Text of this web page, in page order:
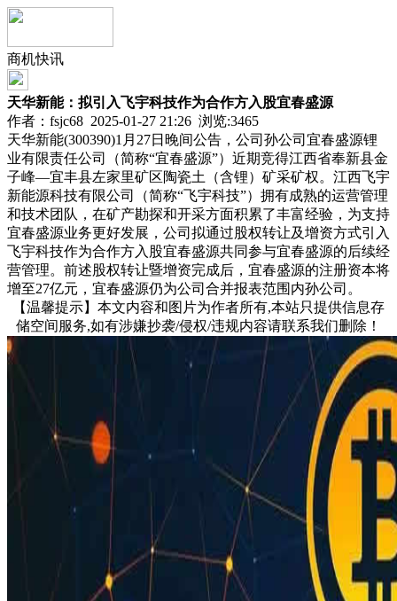
商机快讯
天华新能：拟引入飞宇科技作为合作方入股宜春盛源
作者：fsjc68 2025-01-27 21:26 浏览:3465
天华新能(300390)1月27日晚间公告，公司孙公司宜春盛源锂
业有限责任公司（简称“宜春盛源”）近期竞得江西省奉新县金
子峰—宜丰县左家里矿区陶瓷土（含锂）矿采矿权。江西飞宇
新能源科技有限公司（简称“飞宇科技”）拥有成熟的运营管理
和技术团队，在矿产勘探和开采方面积累了丰富经验，为支持
宜春盛源业务更好发展，公司拟通过股权转让及增资方式引入
飞宇科技作为合作方入股宜春盛源共同参与宜春盛源的后续经
营管理。前述股权转让暨增资完成后，宜春盛源的注册资本将
增至27亿元，宜春盛源仍为公司合并报表范围内孙公司。
【温馨提示】本文内容和图片为作者所有,本站只提供信息存
储空间服务,如有涉嫌抄袭/侵权/违规内容请联系我们删除！